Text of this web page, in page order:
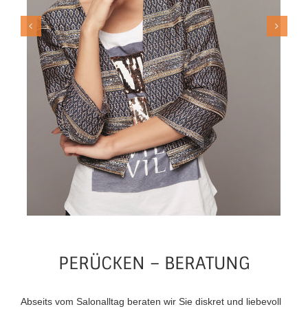
PERÜCKEN – BERATUNG
Abseits vom Salonalltag beraten wir Sie diskret und liebevoll